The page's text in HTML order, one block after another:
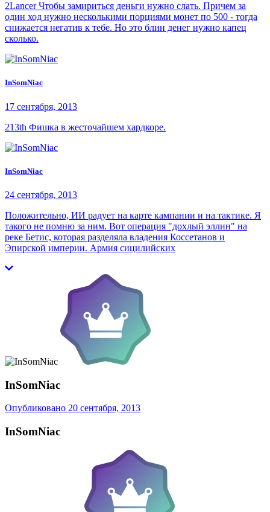
2Lancer Чтобы замириться деньги нужно слать. Причем за
один ход нужно несколькими порциями монет по 500 - тогда
снижается негатив к тебе. Но это блин денег нужно капец
сколько.
InSomNiac
17 сентября, 2013
213th Фишка в жесточайшем хардкоре.
InSomNiac
24 сентября, 2013
Положительно, ИИ радует на карте кампании и на тактике. Я
такого не помню за ним. Вот операция "дохлый эллин" на
реке Бетис, которая разделяла владения Коссетанов и
Эпирской империи. Армия сицилийских
InSomNiac
Опубликовано 20 сентября, 2013
InSomNiac